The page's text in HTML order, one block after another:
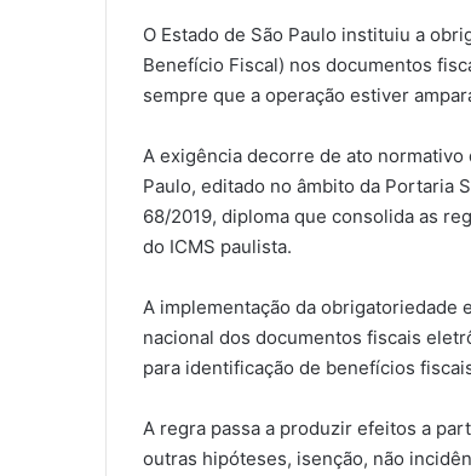
O Estado de São Paulo instituiu a
Benefício Fiscal) nos documentos
sempre que a operação estiver
A exigência decorre de ato normativo
Paulo, editado no âmbito da Portaria
68/2019, diploma que consolida as
do ICMS paulista.
A implementação da obrigatoriedade
nacional dos documentos fiscais
para identificação de benefícios
A regra passa a produzir efeitos a
outras hipóteses, isenção, não